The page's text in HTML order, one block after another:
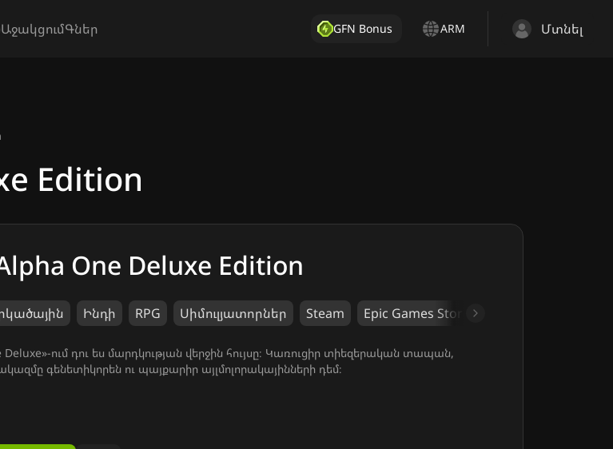
ԱջակցումԳներ GFN Bonus ARM Մտնել
Edition
One Deluxe Edition
Ինդի RPG Սիմուլյատորներ Steam Epic Games Store
Deluxe»-ում դու ես մարդկության վերջին հույսը։ Կառուցիր տիեզերական տապան,
գենետիկորեն ու պայքարիր այլմոլորակայինների դեմ։